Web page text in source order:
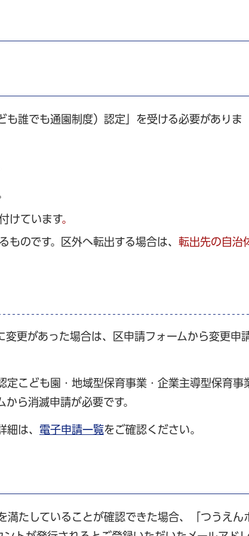
誰でも通園制度）認定」を受ける必要がありま
けています。
のです。区外へ転出する場合は、 転出先の自治
更があった場合は、区申請フォームから変更申
定こども園・地域型保育事業・企業主導型保育事
ら消滅申請が必要です。
細は、 電子申請一覧をご確認ください。
満たしていることが確認できた場合、「つうえん